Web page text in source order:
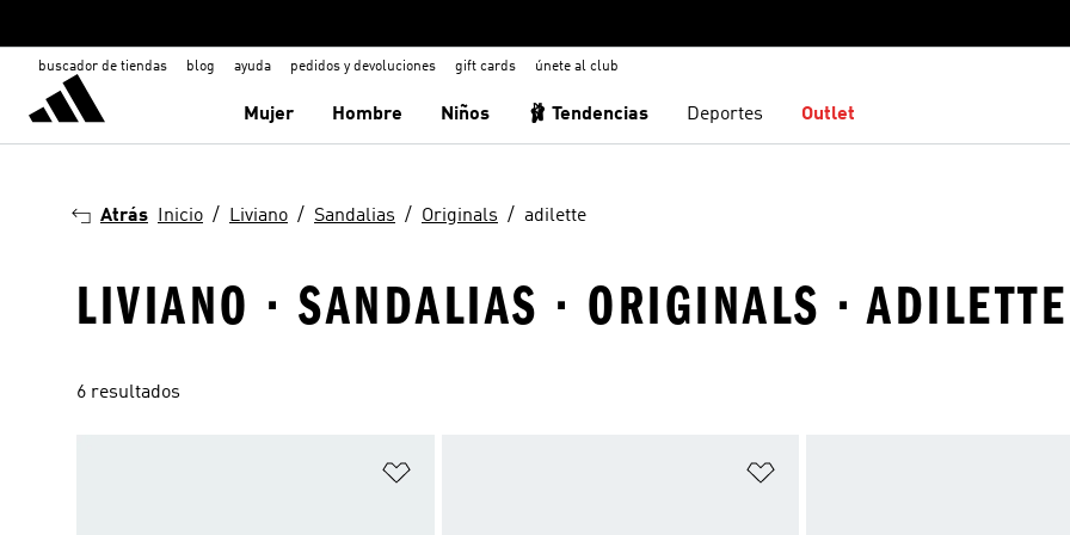
buscador de tiendas blog ayuda pedidos y devoluciones gift cards únete al club
Mujer Hombre Niños 🩰 Tendencias Deportes Outlet
Atrás Inicio Liviano Sandalias Originals adilette
LIVIANO · SANDALIAS · ORIGINALS · ADILETTE
6 resultados